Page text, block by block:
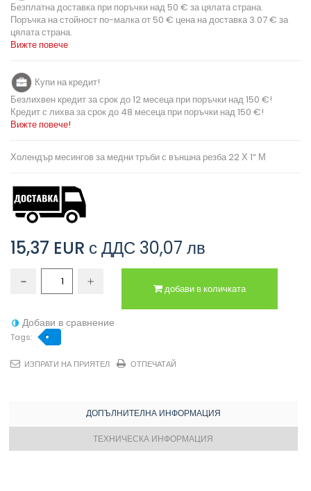
Безплатна доставка при поръчки над 50 € за цялата страна.
Поръчка на стойност по-малка от 50 € цена на доставка 3.07 € за
цялата страна.
Вижте повече
Купи на кредит!
Безлихвен кредит за срок до 12 месеца при поръчки над 150 €!
Кредит с лихва за срок до 48 месеца при поръчки над 150 €!
Вижте повече!
Холендър месингов за медни тръби с външна резба 22 Х 1“ М
15,37 EUR с ДДС 30,07 лв
добави в количката
Добави в сравнение
Tags:
ИЗПРАТИ НА ПРИЯТЕЛ ОТПЕЧАТАЙ
ДОПЪЛНИТЕЛНА ИНФОРМАЦИЯ
ТЕХНИЧЕСКА ИНФОРМАЦИЯ